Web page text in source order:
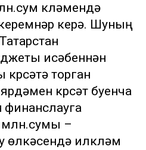
күләмендә
керә. Шуның
исәбеннән
торган
күрсәтү буенча
финанслауга
млн.сумы –
өлкәсендә илкүләм